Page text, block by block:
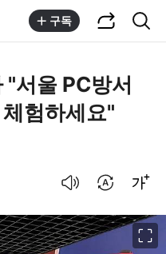
구독
서울 PC방서
험하세요"